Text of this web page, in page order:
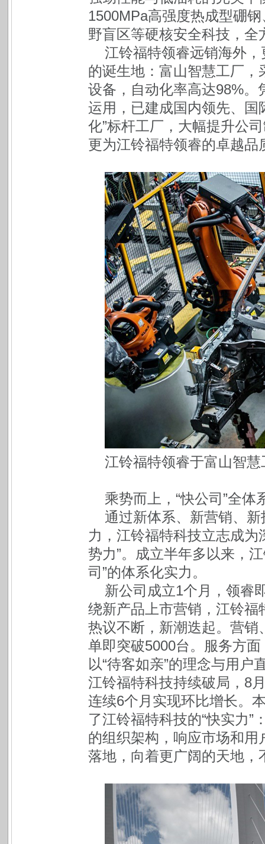
1500MPa高强度热成型硼
野盲区等硬核安全科技，
江铃福特领睿远销海外，
的诞生地：富山智慧工厂
设备，自动化率高达98%
运用，已建成国内领先、国
化”标杆工厂，大幅提升公
更为江铃福特领睿的卓越品
江铃福特领睿于富山智慧
乘势而上，“快公司”全体
通过新体系、新营销、
力，江铃福特科技立志成为
势力”。成立半年多以来，
司”的体系化实力。
新公司成立1个月，领睿
绕新产品上市营销，江铃
热议不断，新潮迭起。营
单即突破5000台。服务方
以“待客如亲”的理念与用
江铃福特科技持续破局，8
连续6个月实现环比增长。
了江铃福特科技的“快实力”
的组织架构，响应市场和用
落地，向着更广阔的天地，